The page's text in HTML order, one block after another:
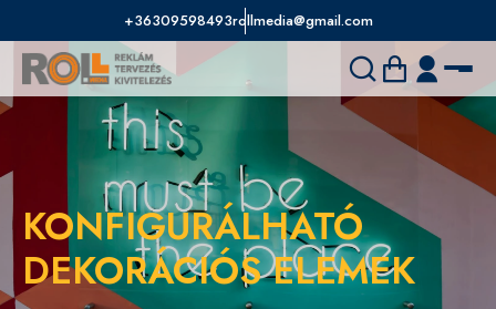
+36309598493rollmedia@gmail.com
KONFIGURÁLHATÓ
DEKORÁCIÓS ELEMEK